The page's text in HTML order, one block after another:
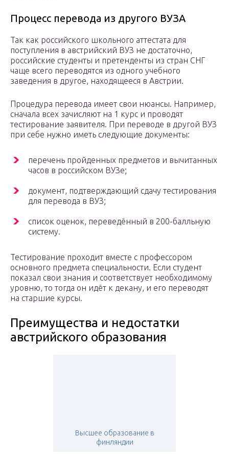
Процесс перевода из другого ВУЗА
Так как российского школьного аттестата для
поступления в австрийский ВУЗ не достаточно,
российские студенты и претенденты из стран СНГ
чаще всего переводятся из одного учебного
заведения в другое, находящееся в Австрии.
Процедура перевода имеет свои нюансы. Например,
сначала всех зачисляют на 1 курс и проводят
тестирование заявителя. При переводе в другой ВУЗ
при себе нужно иметь следующие документы:
перечень пройденных предметов и вычитанных
часов в российском ВУЗе;
документ, подтверждающий сдачу тестирования
для перевода в ВУЗ;
список оценок, переведённый в 200-балльную
систему.
Тестирование проходит вместе с профессором
основного предмета специальности. Если студент
показал свои знания и соответствует необходимому
уровню, то тогда он идёт к декану, и его переводят
на старшие курсы.
Преимущества и недостатки
австрийского образования
Высшее образование в
финляндии